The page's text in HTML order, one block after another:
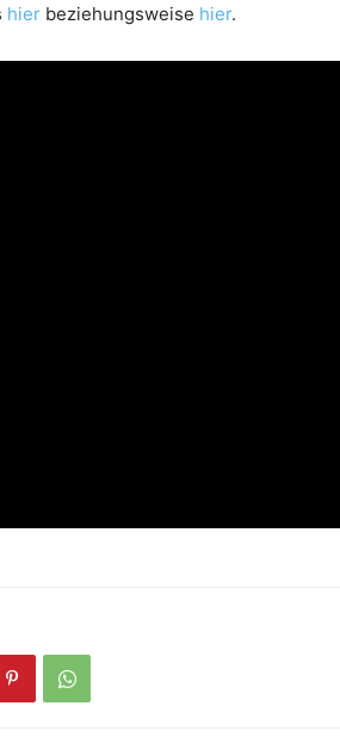
hier beziehungsweise hier.